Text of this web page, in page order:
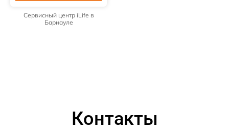
Сервисный центр iLife в
Барнауле
Контакты